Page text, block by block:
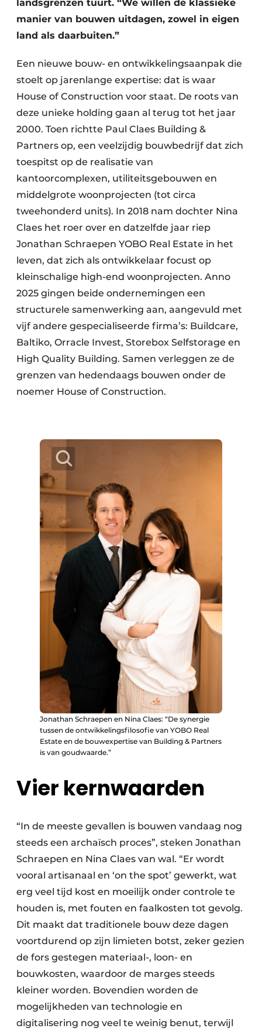
Renovatie
Software
Toegangscontrole
Veiligheid & Opleiding
Zonwering
landsgrenzen tuurt. “We willen de klassieke
manier van bouwen uitdagen, zowel in eigen
land als daarbuiten.”
Een nieuwe bouw- en ontwikkelingsaanpak die
stoelt op jarenlange expertise: dat is waar
House of Construction voor staat. De roots van
deze unieke holding gaan al terug tot het jaar
2000. Toen richtte Paul Claes Building &
Partners op, een veelzijdig bouwbedrijf dat zich
toespitst op de realisatie van
kantoorcomplexen, utiliteitsgebouwen en
middelgrote woonprojecten (tot circa
tweehonderd units). In 2018 nam dochter Nina
Claes het roer over en datzelfde jaar riep
Jonathan Schraepen YOBO Real Estate in het
leven, dat zich als ontwikkelaar focust op
kleinschalige high-end woonprojecten. Anno
2025 gingen beide ondernemingen een
structurele samenwerking aan, aangevuld met
vijf andere gespecialiseerde firma’s: Buildcare,
Baltiko, Orracle Invest, Storebox Selfstorage en
High Quality Building. Samen verleggen ze de
grenzen van hedendaags bouwen onder de
noemer House of Construction.
Jonathan Schraepen en Nina Claes: “De synergie
tussen de ontwikkelingsfilosofie van YOBO Real
Estate en de bouwexpertise van Building & Partners
is van goudwaarde.”
Vier kernwaarden
“In de meeste gevallen is bouwen vandaag nog
steeds een archaïsch proces”, steken Jonathan
Schraepen en Nina Claes van wal. “Er wordt
vooral artisanaal en ‘on the spot’ gewerkt, wat
erg veel tijd kost en moeilijk onder controle te
houden is, met fouten en faalkosten tot gevolg.
Dit maakt dat traditionele bouw deze dagen
voortdurend op zijn limieten botst, zeker gezien
de fors gestegen materiaal-, loon- en
bouwkosten, waardoor de marges steeds
kleiner worden. Bovendien worden de
mogelijkheden van technologie en
digitalisering nog veel te weinig benut, terwijl